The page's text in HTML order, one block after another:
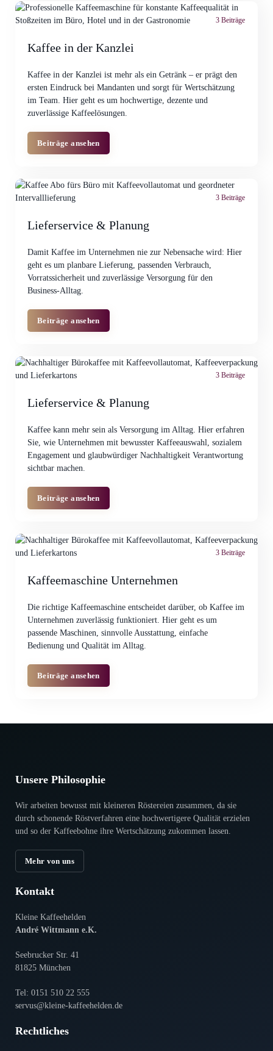
Kaffee in der Kanzlei
3 Beiträge
Kaffee in der Kanzlei ist mehr als ein Getränk – er prägt den
ersten Eindruck bei Mandanten und sorgt für Wertschätzung
im Team. Hier geht es um hochwertige, dezente und
zuverlässige Kaffeelösungen.
Beiträge ansehen
Lieferservice & Planung
3 Beiträge
Damit Kaffee im Unternehmen nie zur Nebensache wird: Hier
geht es um planbare Lieferung, passenden Verbrauch,
Vorratssicherheit und zuverlässige Versorgung für den
Business-Alltag.
Beiträge ansehen
Lieferservice & Planung
3 Beiträge
Kaffee kann mehr sein als Versorgung im Alltag. Hier erfahren
Sie, wie Unternehmen mit bewusster Kaffeeauswahl, sozialem
Engagement und glaubwürdiger Nachhaltigkeit Verantwortung
sichtbar machen.
Beiträge ansehen
Kaffeemaschine Unternehmen
3 Beiträge
Die richtige Kaffeemaschine entscheidet darüber, ob Kaffee im
Unternehmen zuverlässig funktioniert. Hier geht es um
passende Maschinen, sinnvolle Ausstattung, einfache
Bedienung und Qualität im Alltag.
Beiträge ansehen
Unsere Philosophie
Wir arbeiten bewusst mit kleineren Röstereien zusammen, da sie
durch scho­nende Röstverfahren eine hoch­wertigere Qualität erzielen
und so der Kaffeebohne ihre Wertschätzung zukommen lassen.
Mehr von uns
Kontakt
Kleine Kaffeehelden
André Wittmann e.K.
Seebrucker Str. 41
81825 München
Tel: 0151 510 22 555
servus@kleine-kaffeehelden.de
Rechtliches